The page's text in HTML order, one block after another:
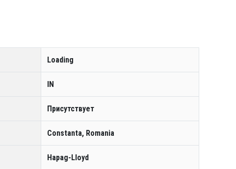
Loading
IN
Присутствует
Constanta, Romania
Hapag-Lloyd